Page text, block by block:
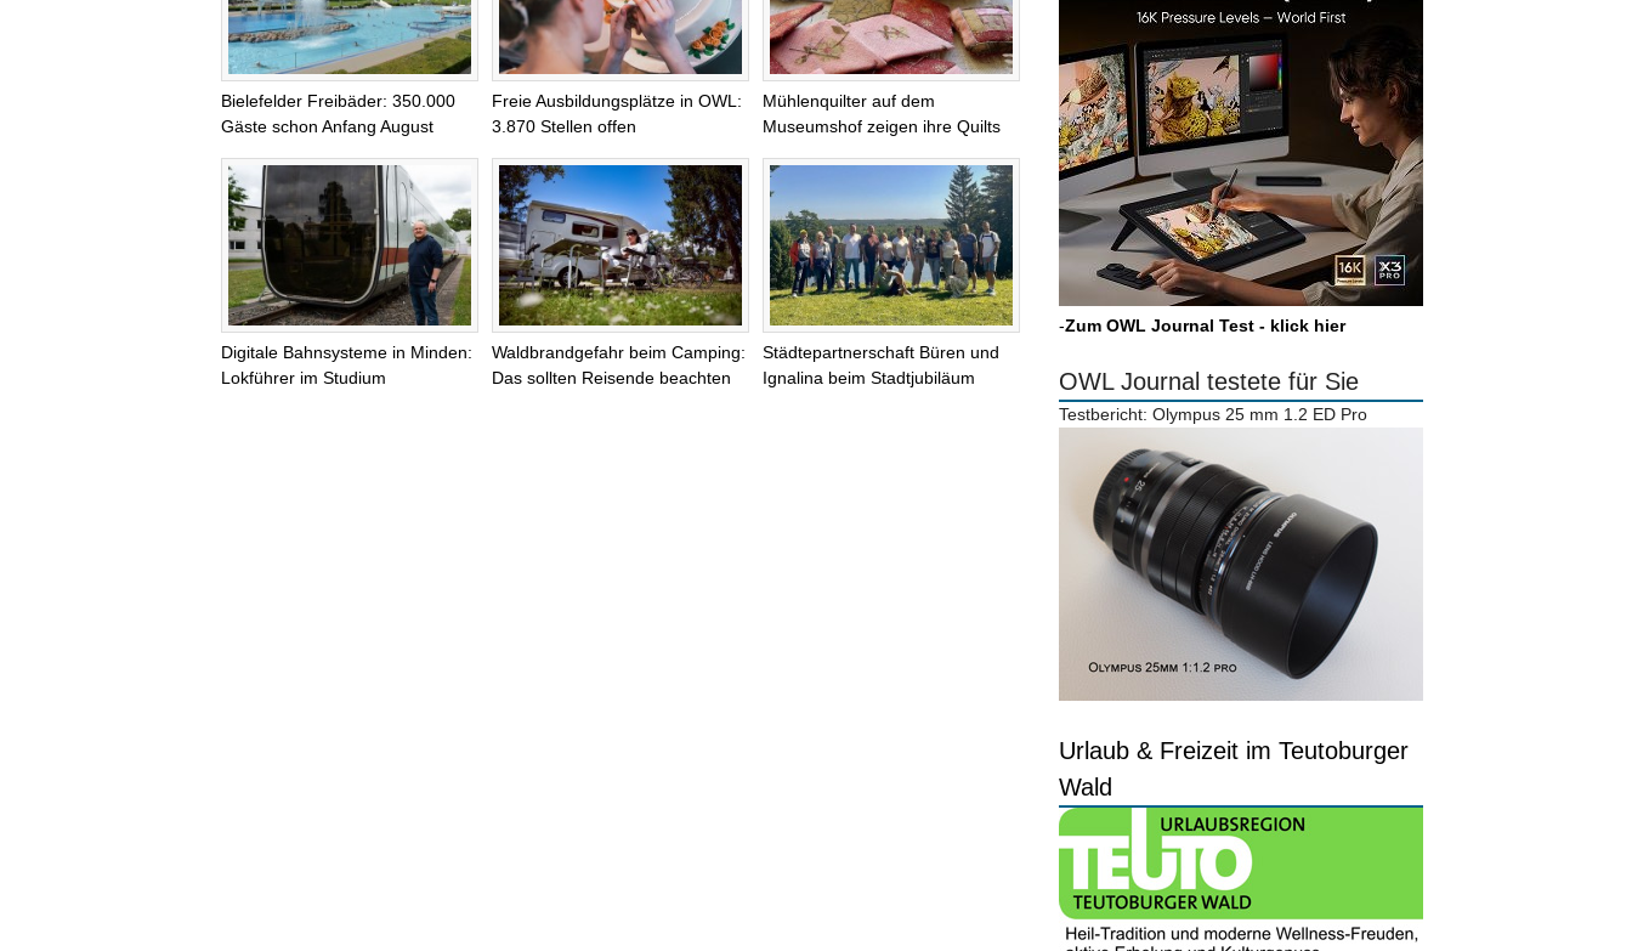
Bielefelder Freibäder: 350.000
Gäste schon Anfang August
Freie Ausbildungsplätze in OWL:
3.870 Stellen offen
Mühlenquilter auf dem
Museumshof zeigen ihre Quilts
Digitale Bahnsysteme in Minden:
Lokführer im Studium
Waldbrandgefahr beim Camping:
Das sollten Reisende beachten
Städtepartnerschaft Büren und
Ignalina beim Stadtjubiläum
-Zum OWL Journal Test - klick hier
OWL Journal testete für Sie
Testbericht: Olympus 25 mm 1.2 ED Pro
Urlaub & Freizeit im Teutoburger
Wald